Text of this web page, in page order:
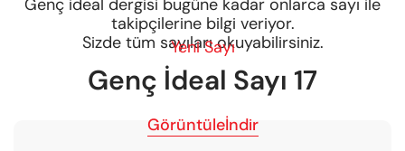
Genç ideal dergisi bugüne kadar onlarca sayı ile
takipçilerine bilgi veriyor.
Sizde tüm sayıları okuyabilirsiniz.
Yeni Sayı
Genç İdeal Sayı 17
Görüntüleİndir